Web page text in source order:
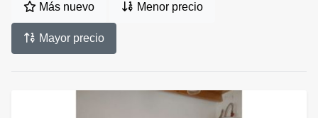
Más nuevo Menor precio
Mayor precio